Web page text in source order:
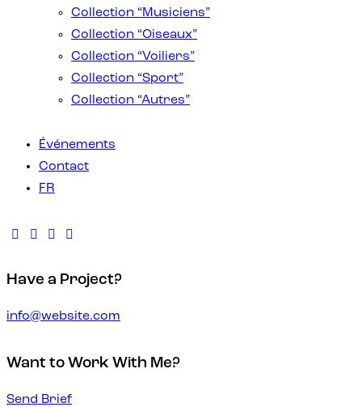
Collection “Musiciens”
Collection “Oiseaux”
Collection “Voiliers”
Collection “Sport”
Collection “Autres”
Événements
Contact
FR
Have a Project?
info@website.com
Want to Work With Me?
Send Brief